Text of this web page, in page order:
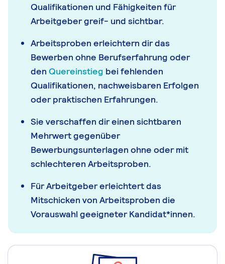
Qualifikationen und Fähigkeiten für
Arbeitgeber greif- und sichtbar.
Arbeitsproben erleichtern dir das
Bewerben ohne Berufserfahrung oder
den Quereinstieg bei fehlenden
Qualifikationen, nachweisbaren Erfolgen
oder praktischen Erfahrungen.
Sie verschaffen dir einen sichtbaren
Mehrwert gegenüber
Bewerbungsunterlagen ohne oder mit
schlechteren Arbeitsproben.
Für Arbeitgeber erleichtert das
Mitschicken von Arbeitsproben die
Vorauswahl geeigneter Kandidat*innen.